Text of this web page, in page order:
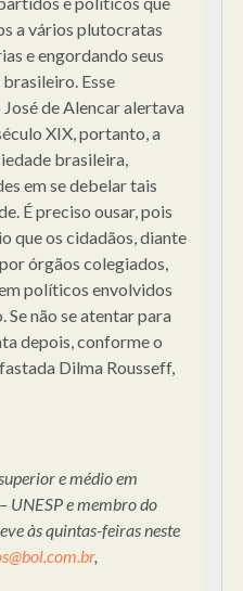
a vários plutocratas
e engordando seus
Esse
de Alencar alertava
XIX, portanto, a
brasileira,
em se debelar tais
É preciso ousar, pois
que os cidadãos, diante
órgãos colegiados,
políticos envolvidos
não se atentar para
depois, conforme o
Dilma Rousseff,
e médio em
UNESP e membro do
às quintas-feiras neste
,